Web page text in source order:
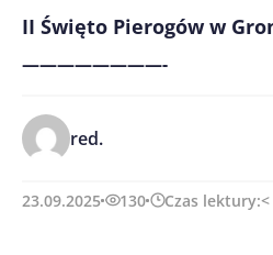
II Święto Pierogów w
————————-
red.
23.09.2025 130 Czas lektury:<